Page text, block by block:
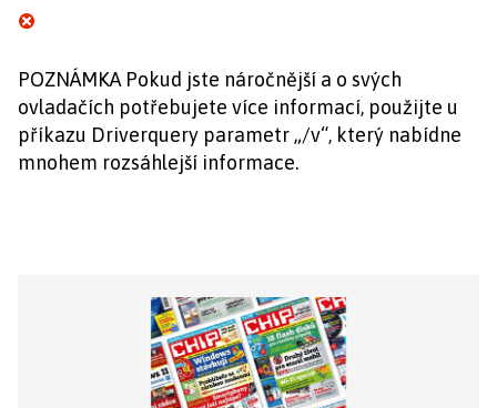
POZNÁMKA Pokud jste náročnější a o svých
ovladačích potřebujete více informací, použijte u
příkazu Driverquery parametr „/v“, který nabídne
mnohem rozsáhlejší informace.